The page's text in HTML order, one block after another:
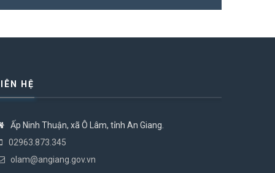
HỆ
Ấp Ninh Thuận, xã Ô Lâm, tỉnh An Giang.
02963.873.345
olam@angiang.gov.vn